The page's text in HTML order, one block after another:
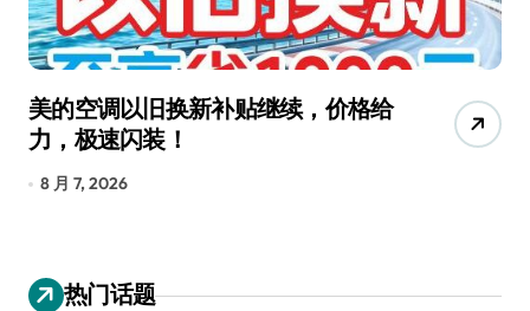
美的空调以旧换新补贴继续，价格给
力，极速闪装！
8 月 7, 2026
热门话题